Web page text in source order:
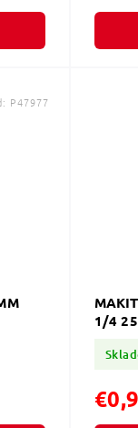
P47977
1/4